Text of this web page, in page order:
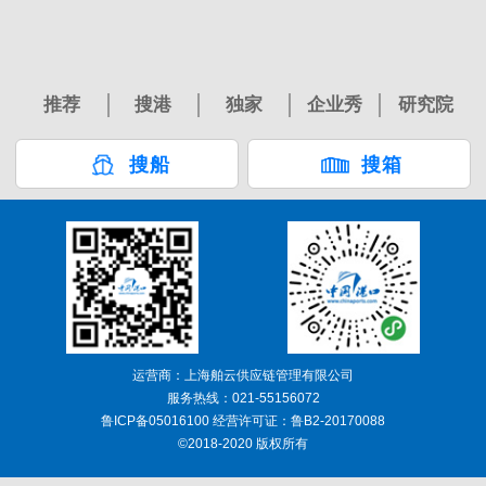
推荐 搜港 独家 企业秀 研究院
搜船 搜箱
运营商：上海舶云供应链管理有限公司
服务热线：021-55156072
鲁ICP备05016100 经营许可证：鲁B2-20170088
©2018-2020 版权所有